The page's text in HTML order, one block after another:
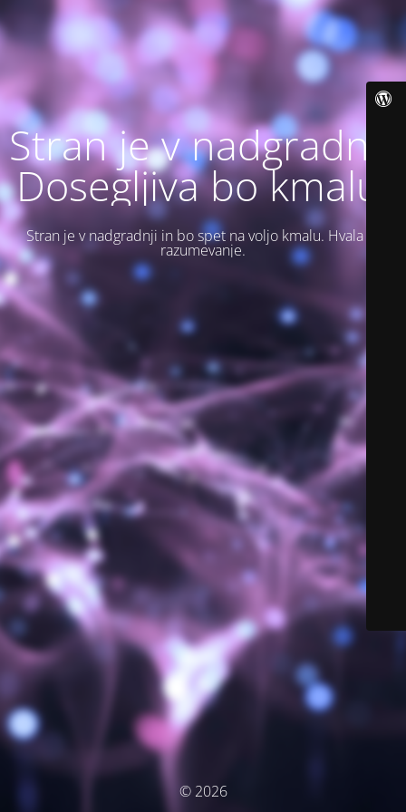
Stran je v nadgradnji.
Dosegljiva bo kmalu.
Stran je v nadgradnji in bo spet na voljo kmalu. Hvala za
razumevanje.
© 2026